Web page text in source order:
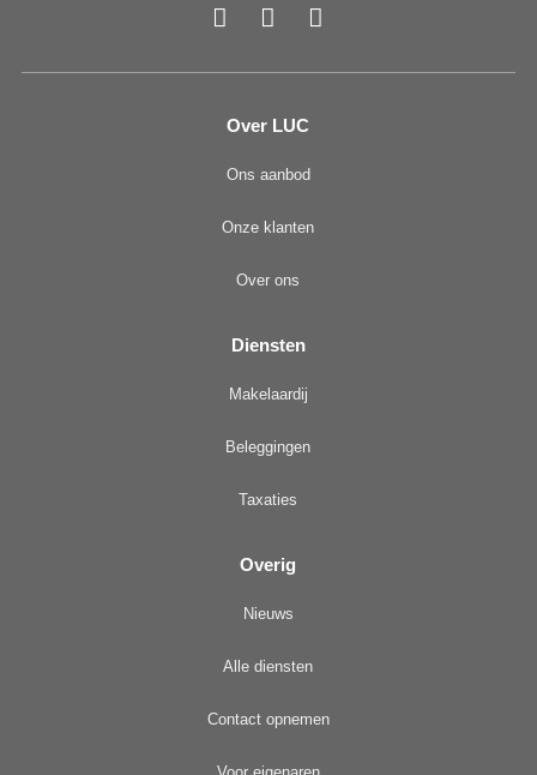
Over LUC
Ons aanbod
Onze klanten
Over ons
Diensten
Makelaardij
Beleggingen
Taxaties
Overig
Nieuws
Alle diensten
Contact opnemen